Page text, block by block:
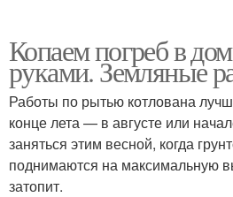
Копаем погреб в
руками. Земляные
Работы по рытью котлована
конце лета — в августе или
заняться этим весной, когда
поднимаются на максимальную
затопит.